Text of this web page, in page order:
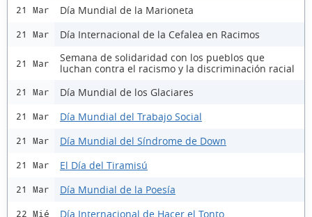
21 Mar Día Mundial de la Marioneta
21 Mar Día Internacional de la Cefalea en Racimos
21 Mar
Semana de solidaridad con los pueblos que
luchan contra el racismo y la discriminación racial
21 Mar Día Mundial de los Glaciares
21 Mar Día Mundial del Trabajo Social
21 Mar Día Mundial del Síndrome de Down
21 Mar El Día del Tiramisú
21 Mar Día Mundial de la Poesía
22 Mié Día Internacional de Hacer el Tonto